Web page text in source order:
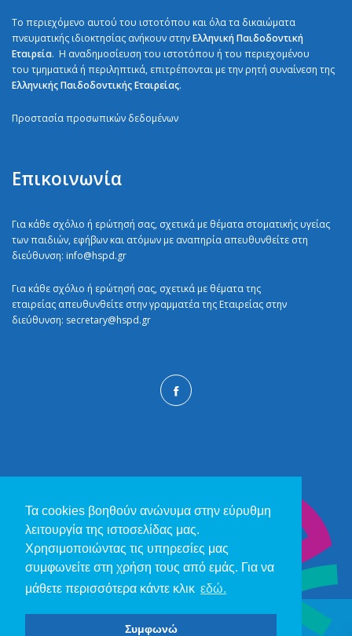
Τα cookies βοηθούν ανώνυμα στην εύρυθμη
λειτουργία της ιστοσελίδας μας.
Χρησιμοποιώντας τις υπηρεσίες μας
συμφωνείτε στη χρήση τους από εμάς. Για να
μάθετε περισσότερα κάντε κλικ εδώ.
Συμφωνώ
Το περιεχόμενο αυτού του ιστοτόπου και όλα τα δικαιώματα
πνευματικής ιδιοκτησίας ανήκουν στηνΕλληνική Παιδοδοντική
Εταιρεία. H αναδημοσίευση του ιστοτόπου ή του περιεχομένου
του τμηματικά ή περιληπτικά, επιτρέπονται με την ρητή συναίνεση της
Ελληνικής Παιδοδοντικής Εταιρείας.
Προστασία προσωπικών δεδομένων
Επικοινωνία
Για κάθε σχόλιο ή ερώτησή σας, σχετικά με θέματα στοματικής υγείας
των παιδιών, εφήβων και ατόμων με αναπηρία απευθυνθείτε στη
διεύθυνση: info@hspd.gr
Για κάθε σχόλιο ή ερώτησή σας, σχετικά με θέματα της
εταιρείας απευθυνθείτε στην γραμματέα της Εταιρείας στην
διεύθυνση: secretary@hspd.gr
© 2026 - Ελληνική Παιδoδοντική Εταιρεία